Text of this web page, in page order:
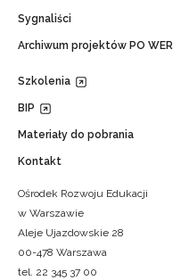
Sygnaliści
Archiwum projektów PO WER
Szkolenia
BIP
Materiały do pobrania
Kontakt
Ośrodek Rozwoju Edukacji
w Warszawie
Aleje Ujazdowskie 28
00-478 Warszawa
tel. 22 345 37 00